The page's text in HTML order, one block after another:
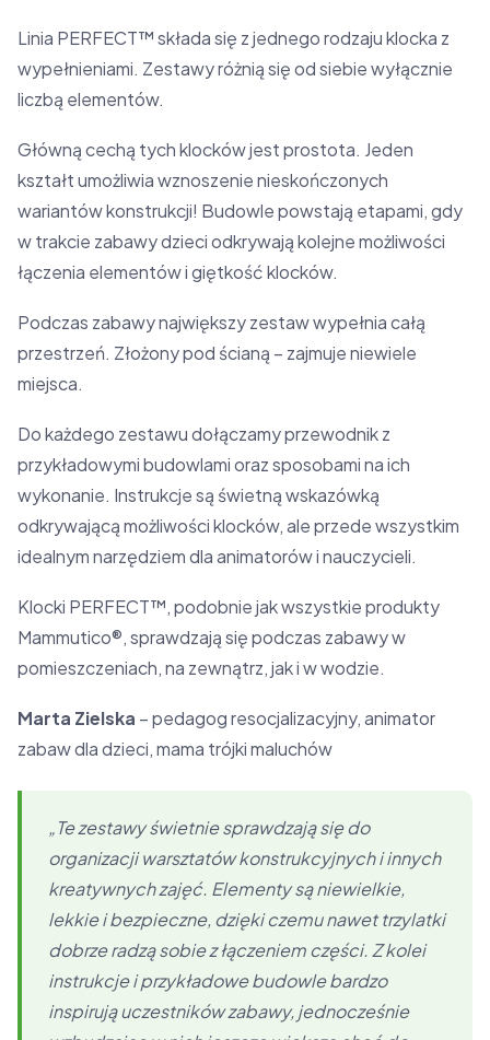
Linia PERFECT™ składa się z jednego rodzaju klocka z
wypełnieniami. Zestawy różnią się od siebie wyłącznie
liczbą elementów.
Główną cechą tych klocków jest prostota. Jeden
kształt umożliwia wznoszenie nieskończonych
wariantów konstrukcji! Budowle powstają etapami, gdy
w trakcie zabawy dzieci odkrywają kolejne możliwości
łączenia elementów i giętkość klocków.
Podczas zabawy największy zestaw wypełnia całą
przestrzeń. Złożony pod ścianą – zajmuje niewiele
miejsca.
Do każdego zestawu dołączamy przewodnik z
przykładowymi budowlami oraz sposobami na ich
wykonanie. Instrukcje są świetną wskazówką
odkrywającą możliwości klocków, ale przede wszystkim
idealnym narzędziem dla animatorów i nauczycieli.
Klocki PERFECT™, podobnie jak wszystkie produkty
Mammutico®, sprawdzają się podczas zabawy w
pomieszczeniach, na zewnątrz, jak i w wodzie.
Marta Zielska – pedagog resocjalizacyjny, animator
zabaw dla dzieci, mama trójki maluchów
„Te zestawy świetnie sprawdzają się do
organizacji warsztatów konstrukcyjnych i innych
kreatywnych zajęć. Elementy są niewielkie,
lekkie i bezpieczne, dzięki czemu nawet trzylatki
dobrze radzą sobie z łączeniem części. Z kolei
instrukcje i przykładowe budowle bardzo
inspirują uczestników zabawy, jednocześnie